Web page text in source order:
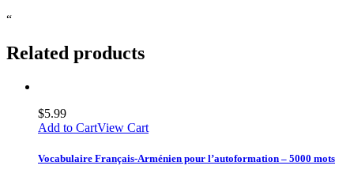
“
Related products
$5.99
Add to CartView Cart
Vocabulaire Français-Arménien pour l’autoformation – 5000 mots